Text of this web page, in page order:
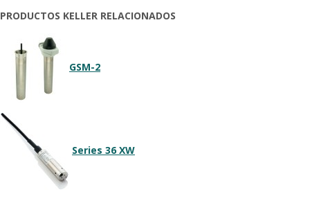
PRODUCTOS KELLER RELACIONADOS
GSM-2
Series 36 XW